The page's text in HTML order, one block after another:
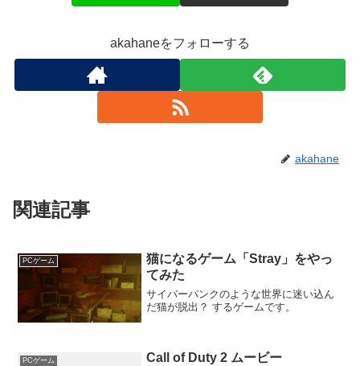
akahaneをフォローする
akahane
関連記事
PCゲーム
猫になるゲーム「Stray」をやっ
てみた
サイバーパンクのような世界に迷い込ん
だ猫が脱出？ するゲームです。
PCゲーム Call of Duty 2 ムービー